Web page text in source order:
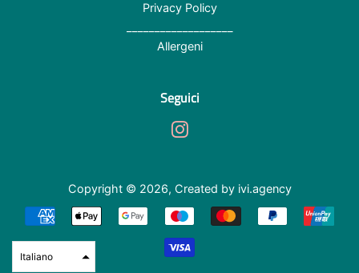
Privacy Policy
Allergeni
Seguici
Copyright © 2026, Created by ivi.agency
Modalità
di
Italiano